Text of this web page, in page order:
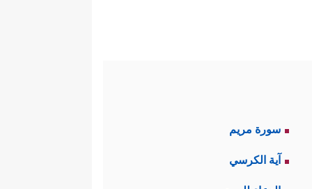
سورة مريم
آية الكرسي